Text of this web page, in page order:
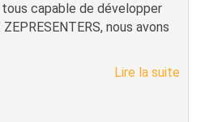
capable de développer
nous avons
Lire la suite